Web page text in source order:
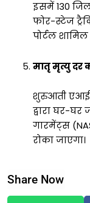
इसमें 130
फोर-स्टेज
पोर्टल शामिल
मातृ मृत्यु
शुरुआती एआई
द्वारा घर-घर
गारमेंट्स
रोका जाएगा।
Share Now